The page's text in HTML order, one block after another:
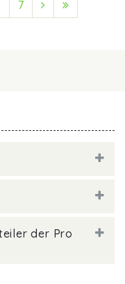
7 Next
der Pro